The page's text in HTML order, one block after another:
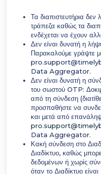
Τα διαπιστευτήρια δεν
τράπεζα καθώς τα
ενδέχεται να έχουν
Δεν είναι δυνατή η
Παρακαλούμε γράψτε
Data Aggregator.
Δεν είναι δυνατή η
του σωστού OTP:
από τη σύνδεση
προσπαθήστε να
και μετά από
Data Aggregator.
Κακή σύνδεση στο
Διαδίκτυο, καθώς
δεδομένων ή χωρίς
όταν το Διαδίκτυο